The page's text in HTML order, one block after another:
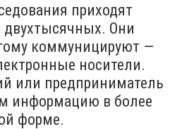
приходят
двухтысячных. Они
коммуницируют —
носители.
или предприниматель
информацию в более
форме.